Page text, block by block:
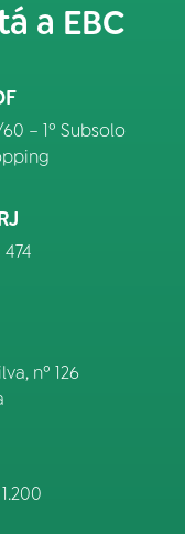
a EBC
– 1º Subsolo
nº 126